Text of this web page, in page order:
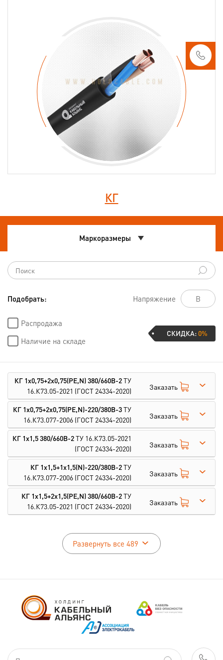
КГ
Маркоразмеры
Подобрать: Напряжение
Распродажа
Наличие на складе
СКИДКА:0%
КГ 1х0,75+2х0,75(PE,N) 380/660В-2ТУ
16.К73.05-2021 (ГОСТ 24334-2020) Заказать
КГ 1х0,75+2х0,75(PE,N)-220/380В-3ТУ
16.К73.077-2006 (ГОСТ 24334-2020) Заказать
КГ 1х1,5 380/660В-2ТУ 16.К73.05-2021
(ГОСТ 24334-2020)
Заказать
КГ 1х1,5+1х1,5(N)-220/380В-2ТУ
16.К73.077-2006 (ГОСТ 24334-2020) Заказать
КГ 1х1,5+2х1,5(PE,N) 380/660В-2ТУ
16.К73.05-2021 (ГОСТ 24334-2020) Заказать
Развернуть все 489